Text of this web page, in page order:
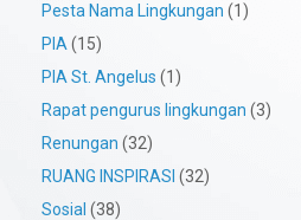
Pesta Nama Lingkungan (1)
PIA (15)
PIA St. Angelus (1)
Rapat pengurus lingkungan (3)
Renungan (32)
RUANG INSPIRASI (32)
Sosial (38)